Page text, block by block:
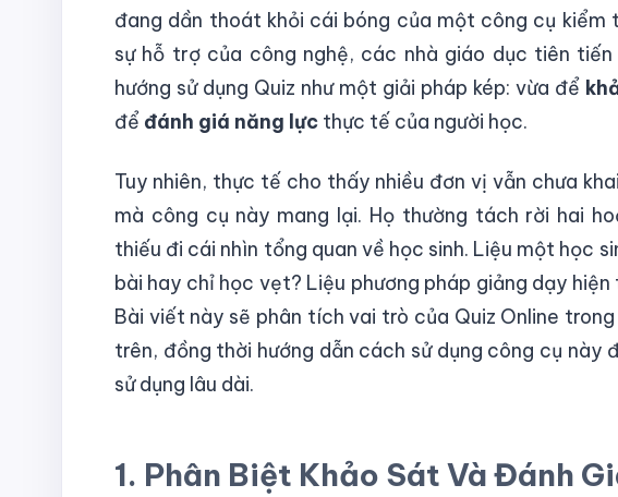
đang dần thoát khỏi cái bóng của một công cụ kiểm
sự hỗ trợ của công nghệ, các nhà giáo dục tiên
hướng sử dụng Quiz như một giải pháp kép: vừa để
để đánh giá năng lực thực tế của người học.
Tuy nhiên, thực tế cho thấy nhiều đơn vị vẫn chưa
mà công cụ này mang lại. Họ thường tách rời hai
thiếu đi cái nhìn tổng quan về học sinh. Liệu một học
bài hay chỉ học vẹt? Liệu phương pháp giảng dạy
Bài viết này sẽ phân tích vai trò của Quiz Online
trên, đồng thời hướng dẫn cách sử dụng công cụ này
sử dụng lâu dài.
1. Phân Biệt Khảo Sát Và Đánh